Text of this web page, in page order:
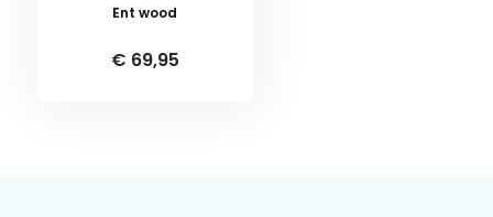
Ent wood
€ 69,95